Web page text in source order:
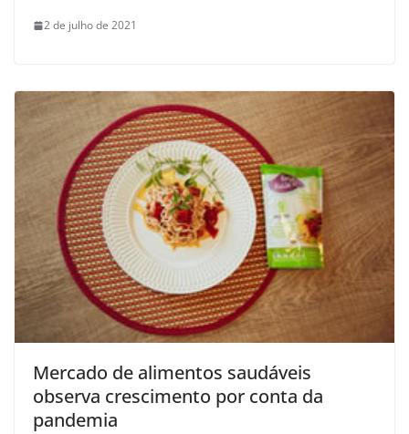
2 de julho de 2021
Mercado de alimentos saudáveis
observa crescimento por conta da
pandemia